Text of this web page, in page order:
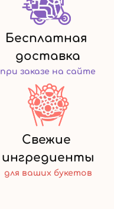
Бесплатная
доставка
при заказе на сайте
Свежие
ингредиенты
для ваших букетов